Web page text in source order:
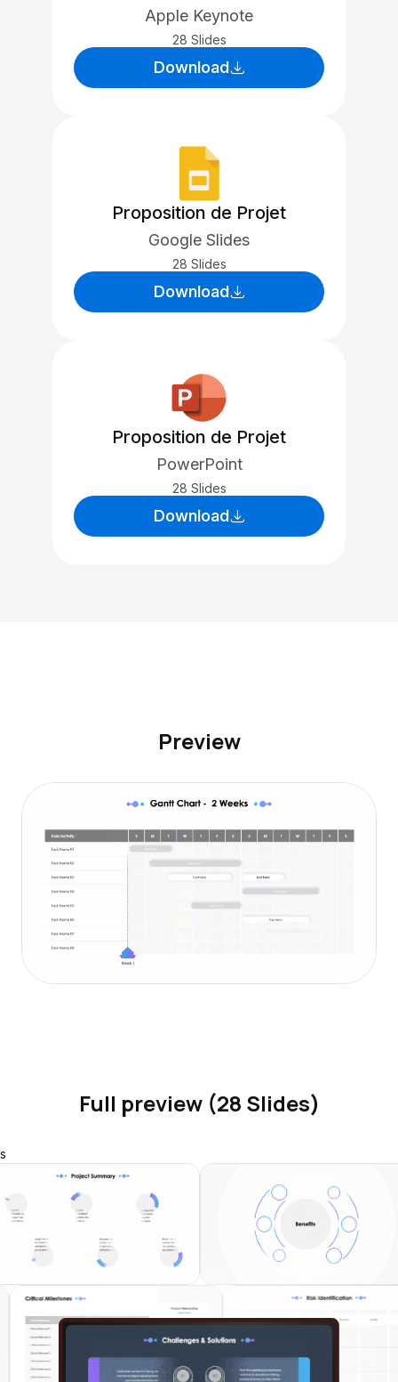
Apple Keynote
28 Slides
Download
Proposition de Projet
Google Slides
28 Slides
Download
Proposition de Projet
PowerPoint
28 Slides
Download
Preview
Full preview (28 Slides)
s